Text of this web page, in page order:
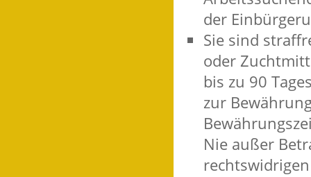
der
Sie sind
oder
bis zu 90
zur
Nie außer